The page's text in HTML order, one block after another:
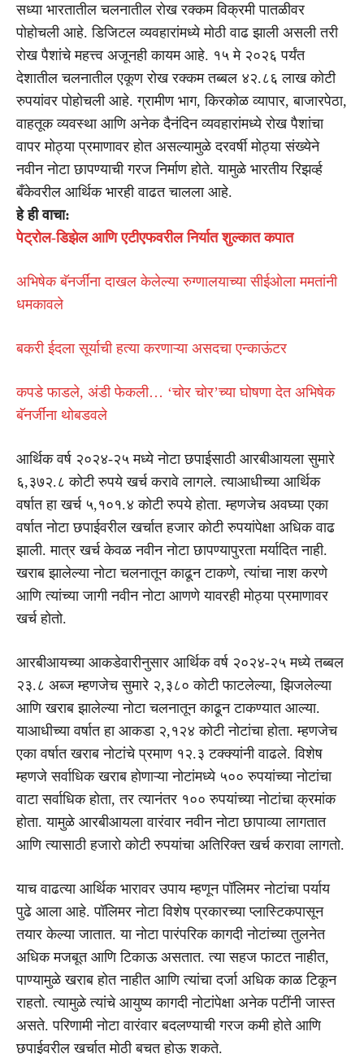
सध्या भारतातील चलनातील रोख रक्कम विक्रमी पातळीवर
पोहोचली आहे. डिजिटल व्यवहारांमध्ये मोठी वाढ झाली असली तरी
रोख पैशांचे महत्त्व अजूनही कायम आहे. १५ मे २०२६ पर्यंत
देशातील चलनातील एकूण रोख रक्कम तब्बल ४२.८६ लाख कोटी
रुपयांवर पोहोचली आहे. ग्रामीण भाग, किरकोळ व्यापार, बाजारपेठा,
वाहतूक व्यवस्था आणि अनेक दैनंदिन व्यवहारांमध्ये रोख पैशांचा
वापर मोठ्या प्रमाणावर होत असल्यामुळे दरवर्षी मोठ्या संख्येने
नवीन नोटा छापण्याची गरज निर्माण होते. यामुळे भारतीय रिझर्व्ह
बँकेवरील आर्थिक भारही वाढत चालला आहे.
हे ही वाचा:
पेट्रोल-डिझेल आणि एटीएफवरील निर्यात शुल्कात कपात
अभिषेक बॅनर्जींना दाखल केलेल्या रुग्णालयाच्या सीईओला ममतांनी
धमकावले
बकरी ईदला सूर्याची हत्या करणाऱ्या असदचा एन्काऊंटर
कपडे फाडले, अंडी फेकली… ‘चोर चोर’च्या घोषणा देत अभिषेक
बॅनर्जींना थोबडवले
आर्थिक वर्ष २०२४-२५ मध्ये नोटा छपाईसाठी आरबीआयला सुमारे
६,३७२.८ कोटी रुपये खर्च करावे लागले. त्याआधीच्या आर्थिक
वर्षात हा खर्च ५,१०१.४ कोटी रुपये होता. म्हणजेच अवघ्या एका
वर्षात नोटा छपाईवरील खर्चात हजार कोटी रुपयांपेक्षा अधिक वाढ
झाली. मात्र खर्च केवळ नवीन नोटा छापण्यापुरता मर्यादित नाही.
खराब झालेल्या नोटा चलनातून काढून टाकणे, त्यांचा नाश करणे
आणि त्यांच्या जागी नवीन नोटा आणणे यावरही मोठ्या प्रमाणावर
खर्च होतो.
आरबीआयच्या आकडेवारीनुसार आर्थिक वर्ष २०२४-२५ मध्ये तब्बल
२३.८ अब्ज म्हणजेच सुमारे २,३८० कोटी फाटलेल्या, झिजलेल्या
आणि खराब झालेल्या नोटा चलनातून काढून टाकण्यात आल्या.
याआधीच्या वर्षात हा आकडा २,१२४ कोटी नोटांचा होता. म्हणजेच
एका वर्षात खराब नोटांचे प्रमाण १२.३ टक्क्यांनी वाढले. विशेष
म्हणजे सर्वाधिक खराब होणाऱ्या नोटांमध्ये ५०० रुपयांच्या नोटांचा
वाटा सर्वाधिक होता, तर त्यानंतर १०० रुपयांच्या नोटांचा क्रमांक
होता. यामुळे आरबीआयला वारंवार नवीन नोटा छापाव्या लागतात
आणि त्यासाठी हजारो कोटी रुपयांचा अतिरिक्त खर्च करावा लागतो.
याच वाढत्या आर्थिक भारावर उपाय म्हणून पॉलिमर नोटांचा पर्याय
पुढे आला आहे. पॉलिमर नोटा विशेष प्रकारच्या प्लास्टिकपासून
तयार केल्या जातात. या नोटा पारंपरिक कागदी नोटांच्या तुलनेत
अधिक मजबूत आणि टिकाऊ असतात. त्या सहज फाटत नाहीत,
पाण्यामुळे खराब होत नाहीत आणि त्यांचा दर्जा अधिक काळ टिकून
राहतो. त्यामुळे त्यांचे आयुष्य कागदी नोटांपेक्षा अनेक पटींनी जास्त
असते. परिणामी नोटा वारंवार बदलण्याची गरज कमी होते आणि
छपाईवरील खर्चात मोठी बचत होऊ शकते.